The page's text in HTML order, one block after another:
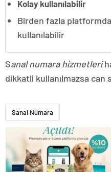
Kolay kullanılabilir
Birden fazla platformda
kullanılabilir
Sanal numara hizmetleri
dikkatli kullanılmazsa can
Sanal Numara